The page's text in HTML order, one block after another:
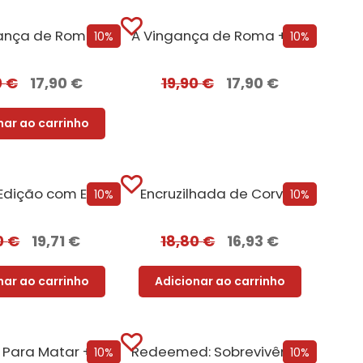
10%
de Roma
€ 17,90 €
ao carrinho
10%
A Vingança de Roma + Oferta Flechas de Fúria
19,90€ 17,90 €
10%
Ruckus – Edição com EDGES
€ 19,71 €
ao carrinho
10%
Encruzilhada de Corvos
18,80€ 16,93 €
Adicionar ao carrinho
10%
Potencial Para Matar + Oferta Pacto Mortal 10%
Redeemed: Sobrevivência e Redenção